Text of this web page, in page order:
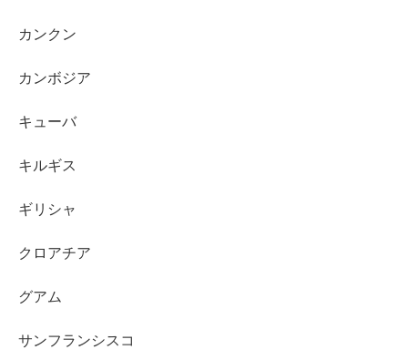
カンクン
カンボジア
キューバ
キルギス
ギリシャ
クロアチア
グアム
サンフランシスコ